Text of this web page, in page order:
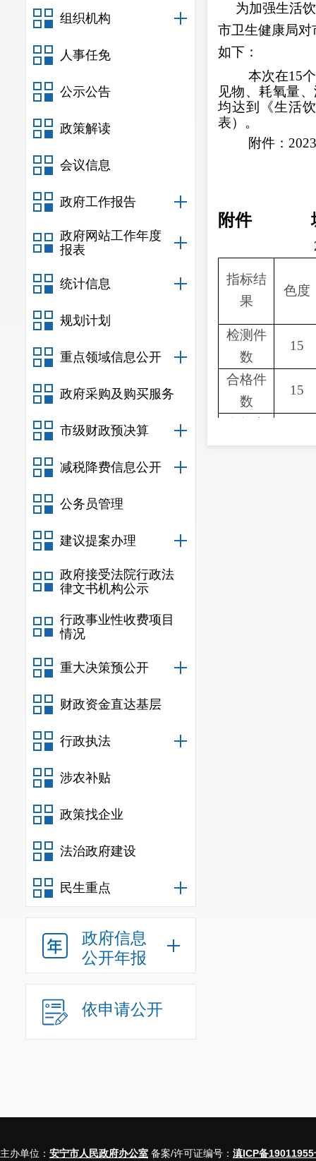
组织机构
人事任免
公示公告
政策解读
会议信息
政府工作报告
政府网站工作年度
报表
统计信息
规划计划
重点领域信息公开
政府采购及购买服务
市级财政预决算
减税降费信息公开
公务员管理
建议提案办理
政府接受法院行政法
律文书机构公示
行政事业性收费项目
情况
重大决策预公开
财政资金直达基层
行政执法
涉农补贴
政策找企业
法治政府建设
民生重点
政府信息
公开年报
依申请公开
为加强生活饮
市卫生健康局对
如下：
本次在1 5
见物、耗氧量
均达到《生活
表）。
附件： 2023
附件
指标结
果
色度
检测件
数
15
合格件
数
15
（%）
主办单位： 安宁市人民政府办公室 备案/许可证编号： 滇ICP备